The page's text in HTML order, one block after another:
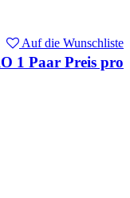
Auf die Wunschliste
1 Paar Preis pro